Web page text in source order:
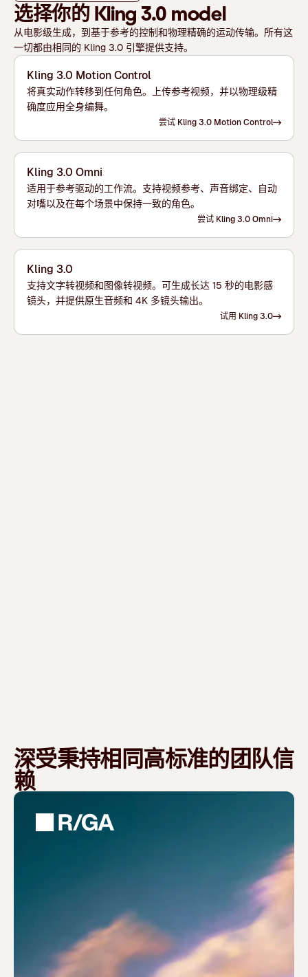
选择你的 Kling 3.0 model
从电影级生成，到基于参考的控制和物理精确的运动传输。所有这
一切都由相同的 Kling 3.0 引擎提供支持。
Kling 3.0 Motion Control
将真实动作转移到任何角色。上传参考视频，并以物理级精
确度应用全身编舞。
尝试 Kling 3.0 Motion Control
Kling 3.0 Omni
适用于参考驱动的工作流。支持视频参考、声音绑定、自动
对嘴以及在每个场景中保持一致的角色。
尝试 Kling 3.0 Omni
Kling 3.0
支持文字转视频和图像转视频。可生成长达 15 秒的电影感
镜头，并提供原生音频和 4K 多镜头输出。
试用 Kling 3.0
深受秉持相同高标准的团队信
赖